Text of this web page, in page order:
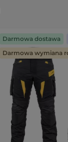
Darmowa dostawa
Darmowa wymiana